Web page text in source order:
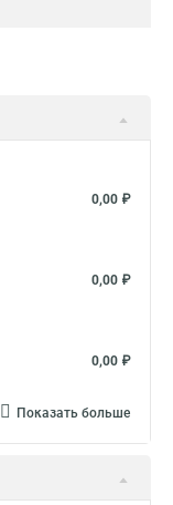
0,00 ₽
0,00 ₽
0,00 ₽
Показать больше